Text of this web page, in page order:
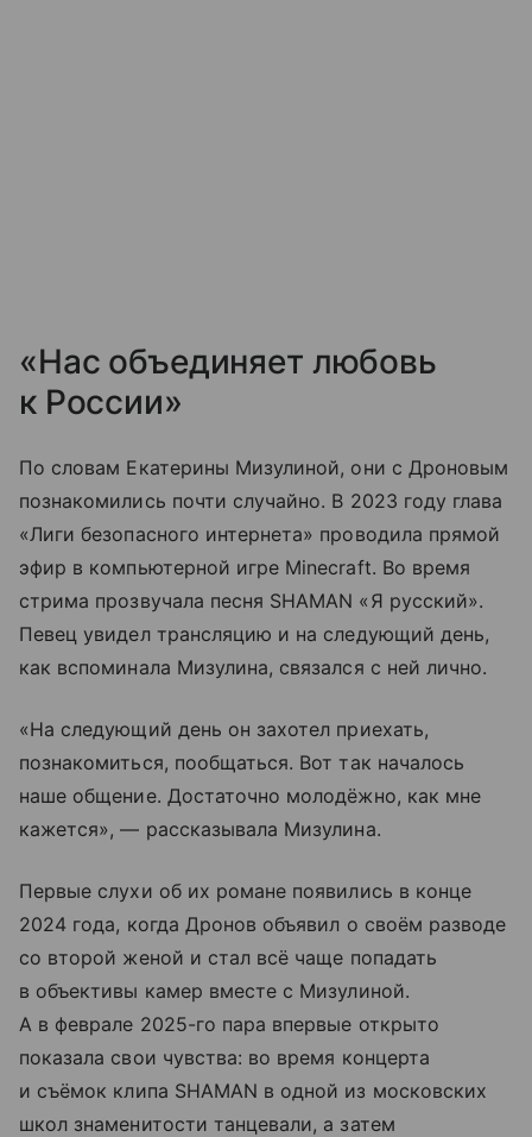
«Нас объединяет любовь
к России»
По словам Екатерины Мизулиной, они с Дроновым
познакомились почти случайно. В 2023 году глава
«Лиги безопасного интернета» проводила прямой
эфир в компьютерной игре Minecraft. Во время
стрима прозвучала песня SHAMAN «Я русский».
Певец увидел трансляцию и на следующий день,
как вспоминала Мизулина, связался с ней лично.
«На следующий день он захотел приехать,
познакомиться, пообщаться. Вот так началось
наше общение. Достаточно молодёжно, как мне
кажется», — рассказывала Мизулина.
Первые слухи об их романе появились в конце
2024 года, когда Дронов объявил о своём разводе
со второй женой и стал всё чаще попадать
в объективы камер вместе с Мизулиной.
А в феврале 2025-го пара впервые открыто
показала свои чувства: во время концерта
и съёмок клипа SHAMAN в одной из московских
школ знаменитости танцевали, а затем